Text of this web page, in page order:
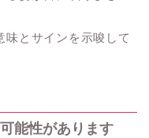
味とサインを示唆して
能性があります